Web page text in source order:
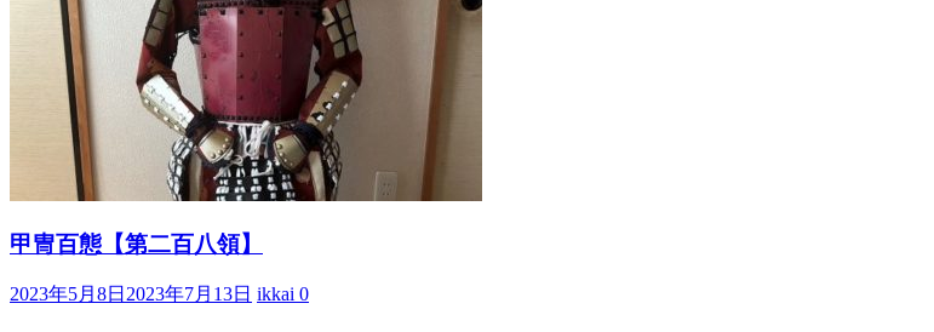
甲冑百態【第二百八領】
2023年5月8日 2023年7月13日 ikkai 0